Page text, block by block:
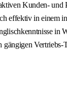
Kunden- und
effektiv in einem
in
gängigen